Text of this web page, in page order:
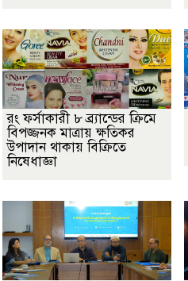
রং ফর্সাকারী ৮ ব্র্যান্ডের ক্রিমে
বিপজ্জনক মাত্রায় ক্ষতিকর
উপাদান থাকায় বিক্রিতে
নিষেধাজ্ঞা